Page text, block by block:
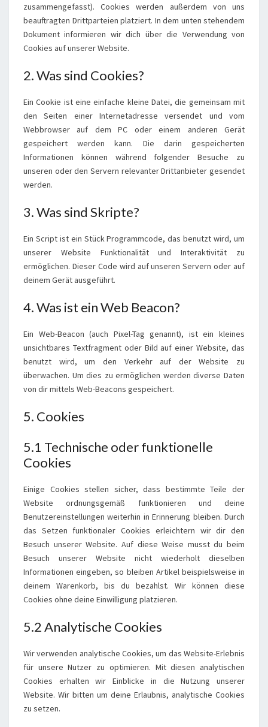
zusammengefasst). Cookies werden außerdem von uns
beauftragten Drittparteien platziert. In dem unten stehendem
Dokument informieren wir dich über die Verwendung von
Cookies auf unserer Website.
2. Was sind Cookies?
Ein Cookie ist eine einfache kleine Datei, die gemeinsam mit
den Seiten einer Internetadresse versendet und vom
Webbrowser auf dem PC oder einem anderen Gerät
gespeichert werden kann. Die darin gespeicherten
Informationen können während folgender Besuche zu
unseren oder den Servern relevanter Drittanbieter gesendet
werden.
3. Was sind Skripte?
Ein Script ist ein Stück Programmcode, das benutzt wird, um
unserer Website Funktionalität und Interaktivität zu
ermöglichen. Dieser Code wird auf unseren Servern oder auf
deinem Gerät ausgeführt.
4. Was ist ein Web Beacon?
Ein Web-Beacon (auch Pixel-Tag genannt), ist ein kleines
unsichtbares Textfragment oder Bild auf einer Website, das
benutzt wird, um den Verkehr auf der Website zu
überwachen. Um dies zu ermöglichen werden diverse Daten
von dir mittels Web-Beacons gespeichert.
5. Cookies
5.1 Technische oder funktionelle
Cookies
Einige Cookies stellen sicher, dass bestimmte Teile der
Website ordnungsgemäß funktionieren und deine
Benutzereinstellungen weiterhin in Erinnerung bleiben. Durch
das Setzen funktionaler Cookies erleichtern wir dir den
Besuch unserer Website. Auf diese Weise musst du beim
Besuch unserer Website nicht wiederholt dieselben
Informationen eingeben, so bleiben Artikel beispielsweise in
deinem Warenkorb, bis du bezahlst. Wir können diese
Cookies ohne deine Einwilligung platzieren.
5.2 Analytische Cookies
Wir verwenden analytische Cookies, um das Website-Erlebnis
für unsere Nutzer zu optimieren. Mit diesen analytischen
Cookies erhalten wir Einblicke in die Nutzung unserer
Website. Wir bitten um deine Erlaubnis, analytische Cookies
zu setzen.